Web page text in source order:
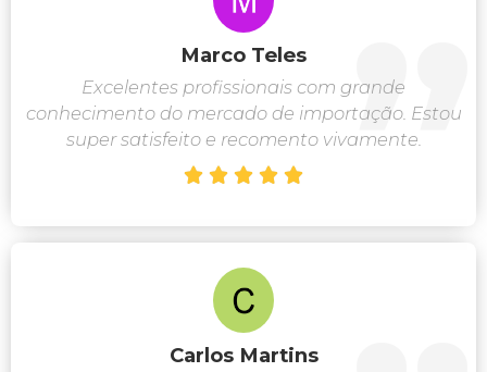
Marco Teles
Excelentes profissionais com grande
conhecimento do mercado de importação. Estou
super satisfeito e recomento vivamente.
    
Carlos Martins